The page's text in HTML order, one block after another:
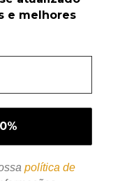
e melhores
política de